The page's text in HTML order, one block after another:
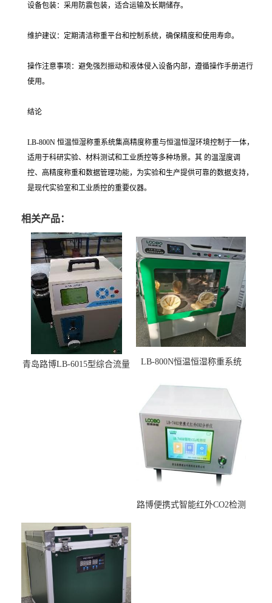
设备包装：采用防震包装，适合运输及长期储存。
维护建议：定期清洁称重平台和控制系统，确保精度和使用寿命。
操作注意事项：避免强烈振动和液体侵入设备内部，遵循操作手册进行
使用。
结论
LB-800N 恒温恒湿称重系统集高精度称重与恒温恒湿环境控制于一体，
适用于科研实验、材料测试和工业质控等多种场景。其 的温湿度调
控、高精度称重和数据管理功能，为实验和生产提供可靠的数据支持，
是现代实验室和工业质控的重要仪器。
相关产品：
青岛路博LB-6015型综合流量
LB-800N恒温恒湿称重系统
路博便携式智能红外CO2检测